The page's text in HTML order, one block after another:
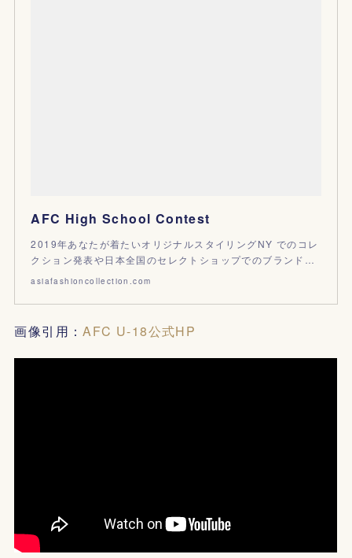
AFC High School Contest
2019年あなたが着たいオリジナルスタイリングNY でのコレ
クション発表や日本全国のセレクトショップでのブランド…
asiafashioncollection.com
画像引用：AFC U-18公式HP